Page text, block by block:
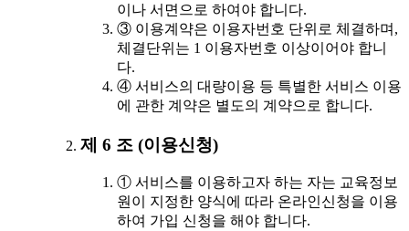
이나 서면으로 하여야 합니다.
③ 이용계약은 이용자번호 단위로 체결하며,
체결단위는 1 이용자번호 이상이어야 합니
다.
④ 서비스의 대량이용 등 특별한 서비스 이용
에 관한 계약은 별도의 계약으로 합니다.
제 6 조 (이용신청)
① 서비스를 이용하고자 하는 자는 교육정보
원이 지정한 양식에 따라 온라인신청을 이용
하여 가입 신청을 해야 합니다.